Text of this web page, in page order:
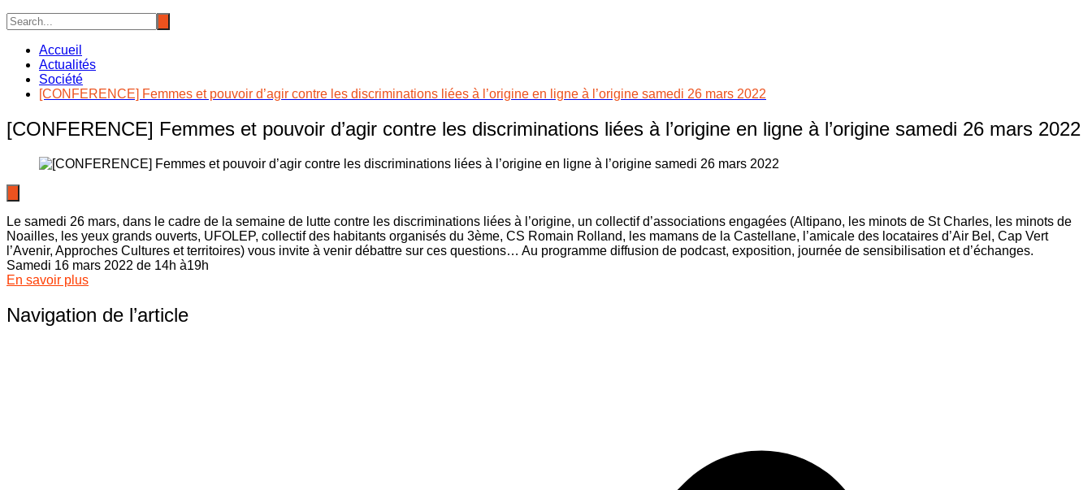
Accueil
Actualités
Société
[CONFERENCE] Femmes et pouvoir d’agir contre les discriminations liées à l’origine en ligne à l’origine samedi 26 mars 2022
[CONFERENCE] Femmes et pouvoir d’agir contre les discriminations liées à l’origine en ligne à l’origine samedi 26 mars 2022
Le samedi 26 mars, dans le cadre de la semaine de lutte contre les discriminations liées à l’origine, un collectif d’associations engagées (Altipano, les minots de St Charles, les minots de
Noailles, les yeux grands ouverts, UFOLEP, collectif des habitants organisés du 3ème, CS Romain Rolland, les mamans de la Castellane, l’amicale des locataires d’Air Bel, Cap Vert
l’Avenir, Approches Cultures et territoires) vous invite à venir débattre sur ces questions… Au programme diffusion de podcast, exposition, journée de sensibilisation et d’échanges.
Samedi 16 mars 2022 de 14h à19h
En savoir plus
Navigation de l’article